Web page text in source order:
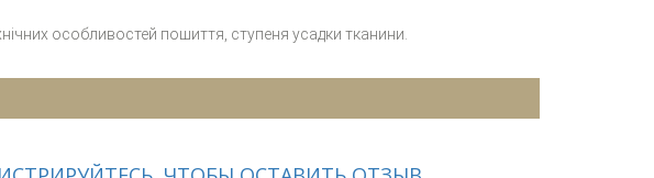
особливостей пошиття, ступеня усадки тканини.